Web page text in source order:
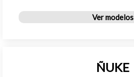
Ver modelos
ÑUKE